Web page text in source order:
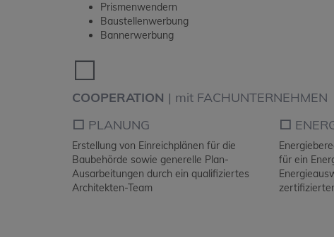
Prismenwendern
Baustellenwerbung
Bannerwerbung
⬜️
COOPERATION | mit FACHUNTERNEHMEN
⬜️ PLANUNG
Erstellung von Einreichplänen für die
Baubehörde sowie generelle Plan-
Ausarbeitungen durch ein qualifiziertes
Architekten-Team
⬜️
für ein